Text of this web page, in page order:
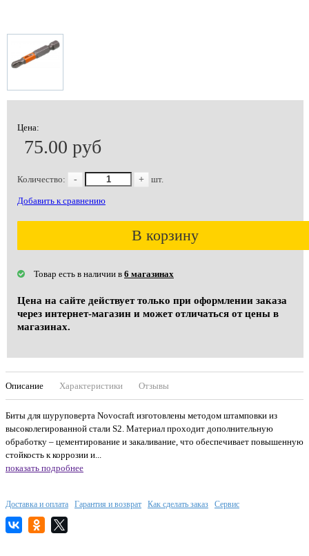
Цена:
75.00 руб
Количество: - + шт.
Добавить к сравнению
В корзину
Товар есть в наличии в 6 магазинах
Цена на сайте действует только при оформлении заказа
через интернет-магазин и может отличаться от цены в
магазинах.
Описание Характеристики Отзывы
Биты для шуруповерта Novocraft изготовлены методом штамповки из
высоколегированной стали S2. Материал проходит дополнительную
обработку – цементирование и закаливание, что обеспечивает повышенную
стойкость к коррозии и...
показать подробнее
Доставка и оплата Гарантия и возврат Как сделать заказ Сервис